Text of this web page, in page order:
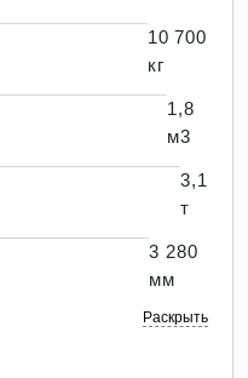
10 700
кг
1,8
м3
3,1
т
3 280
мм
Раскрыть